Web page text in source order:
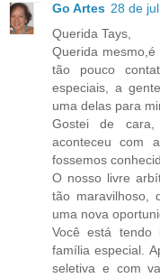
Go Artes 28 de
Querida Tays,
Querida
tão pouco
especiais, a
uma delas para
Gostei de
aconteceu com
fossemos
O nosso livre
tão maravilhoso,
uma nova
Você está
família especial.
seletiva e com